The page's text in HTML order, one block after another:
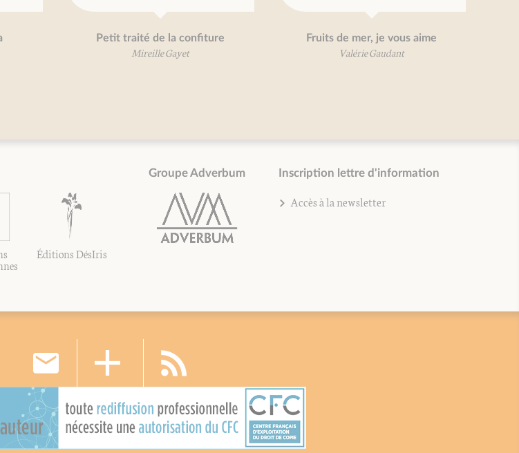
Petit traité de la confiture
Mireille Gayet
Fruits de mer, je vous aime
Valérie Gaudant
Éditions DésIris
Groupe Adverbum Inscription lettre d'information
Accès à la newsletter